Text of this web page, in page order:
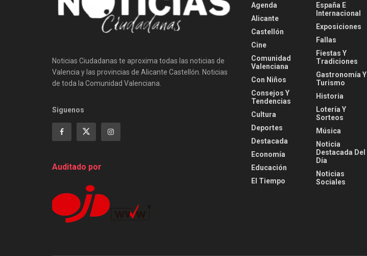
Noticias Ciudadanas te aproxima todas las noticias de
Valencia y las provincias de Alicante Castellón. Noticias
de toda la Comunidad Valenciana.
Siguenos
Auditado por
Agenda
Alicante
Castellón
Cine
Comunidad
Valenciana
Con Niños
Consejos Y
Tendencias
Cultura
Deportes
Destacada
Economía
Educación
El Tiempo
España E
Internacional
Exposiciones
Fallas
Fiestas Y
Tradiciones
Gastronomía Y
Turismo
Historia
Lotería Y
Sorteos
Música
Noticia
Destacada Del
Día
Noticias
Sociales